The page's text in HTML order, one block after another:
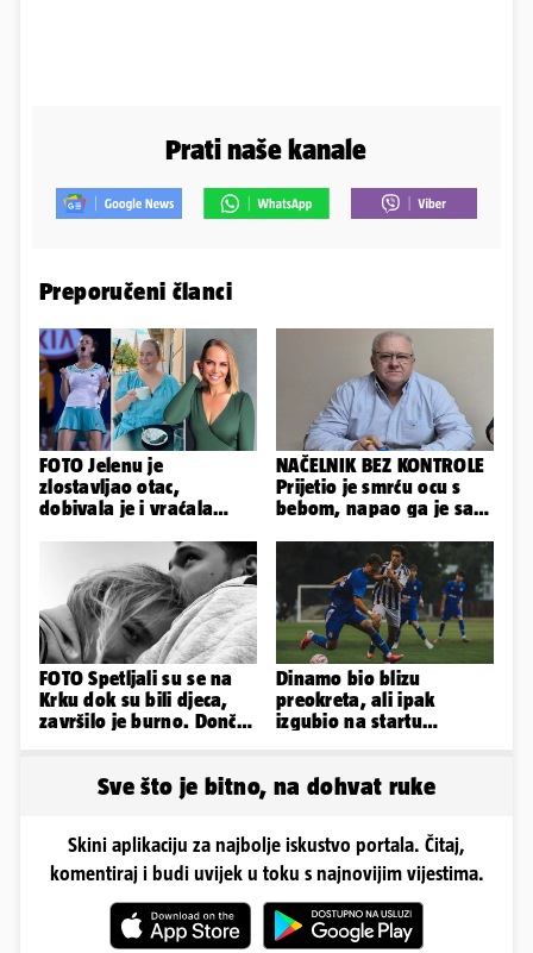
Prati naše kanale
Preporučeni članci
FOTO Jelenu je
zlostavljao otac,
dobivala je i vraćala
NAČELNIK BEZ KONTROLE
Prijetio je smrću ocu s
bebom, napao ga je sa
FOTO Spetljali su se na
Krku dok su bili djeca,
završilo je burno. Dončić
Dinamo bio blizu
preokreta, ali ipak
izgubio na startu
Sve što je bitno, na dohvat ruke
Skini aplikaciju za najbolje iskustvo portala. Čitaj,
komentiraj i budi uvijek u toku s najnovijim vijestima.